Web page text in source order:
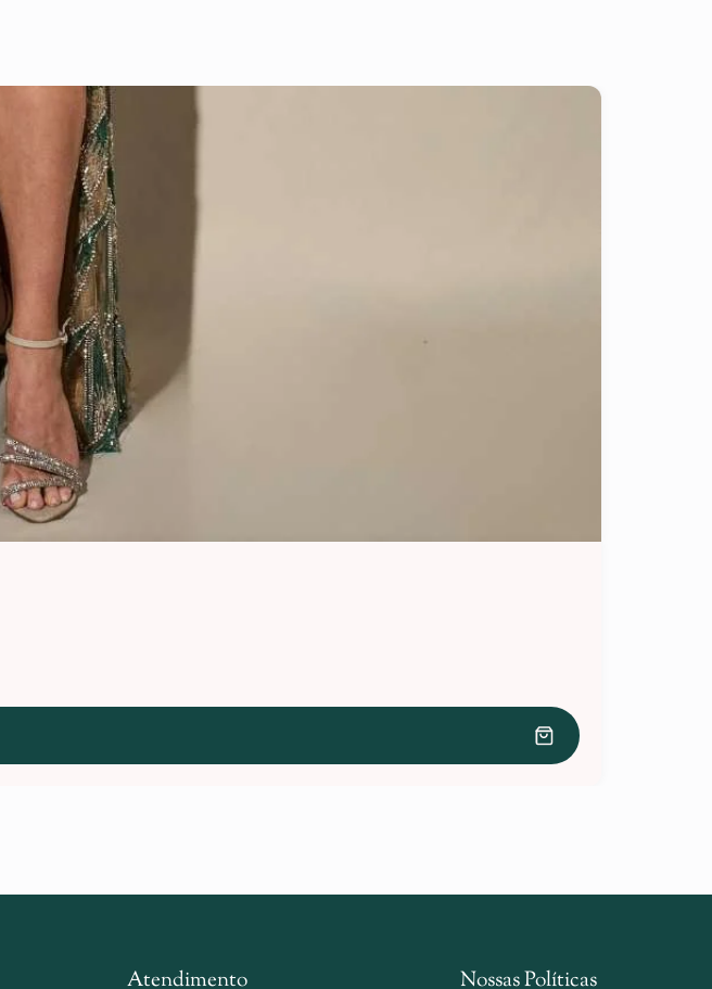
Atendimento Nossas Políticas